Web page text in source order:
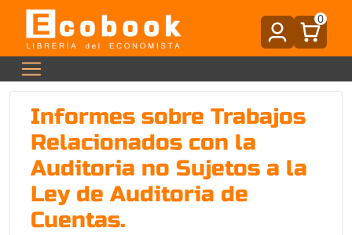
0
Informes sobre Trabajos
Relacionados con la
Auditoria no Sujetos a la
Ley de Auditoria de
Cuentas.